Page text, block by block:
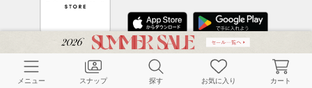
CUSTOMER SERVICE
メニュー スナップ 探す お気に入り カート